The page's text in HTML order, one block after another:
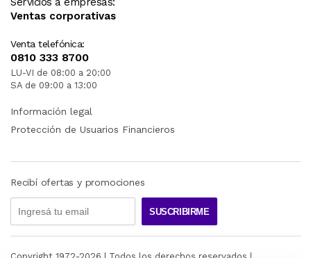
Ventas corporativas
Venta telefónica:
0810 333 8700
LU-VI de 08:00 a 20:00
SA de 09:00 a 13:00
Información legal
Protección de Usuarios Financieros
Recibí ofertas y promociones
SUSCRIBIRME